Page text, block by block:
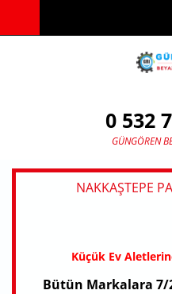
0 532
GÜNGÖREN
NAKKAŞTEPE
Küçük Ev
Bütün Markalara 7/